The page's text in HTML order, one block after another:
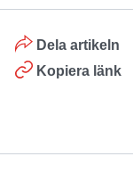
Dela artikeln
Kopiera länk